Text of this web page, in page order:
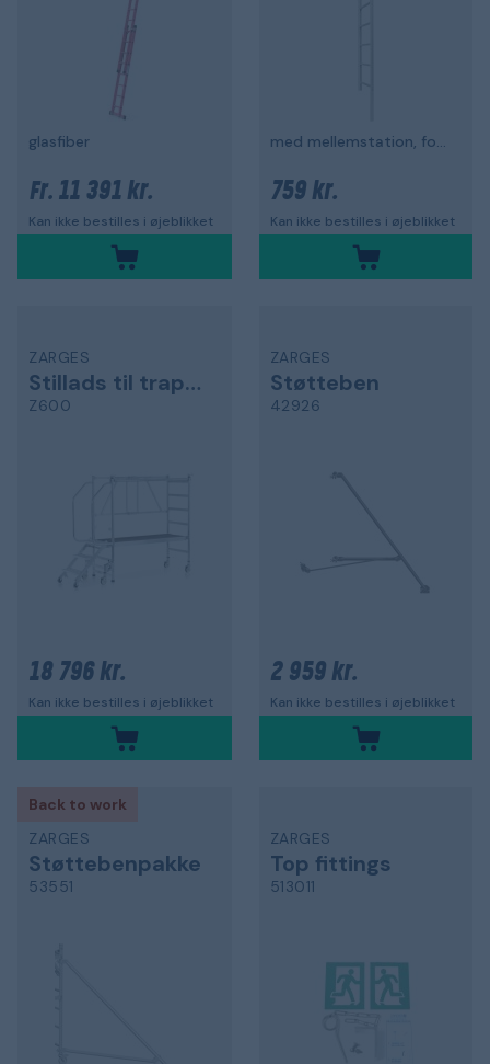
glasfiber
Fr. 11 391 kr.
Kan ikke bestilles i øjeblikket
med mellemstation, for at skyde flugt
759 kr.
Kan ikke bestilles i øjeblikket
ZARGES
Stillads til trappefartøjer
Z600
18 796 kr.
Kan ikke bestilles i øjeblikket
ZARGES
Støtteben
42926
2 959 kr.
Kan ikke bestilles i øjeblikket
Back to work
ZARGES
Støttebenpakke
53551
ZARGES
Top fittings
513011